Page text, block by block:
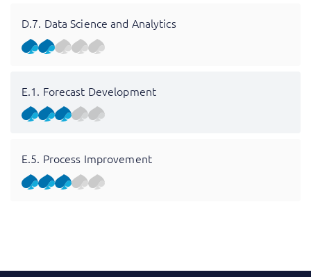
D.7. Data Science and Analytics
E.1. Forecast Development
E.5. Process Improvement